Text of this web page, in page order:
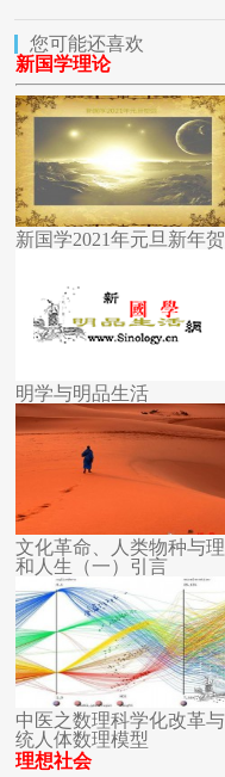
您可能还喜欢
新国学理论
新国学2021年元旦新年
明学与明品生活
文化革命、人类物种与
和人生（一）引言
中医之数理科学化改革
统人体数理模型
理想社会